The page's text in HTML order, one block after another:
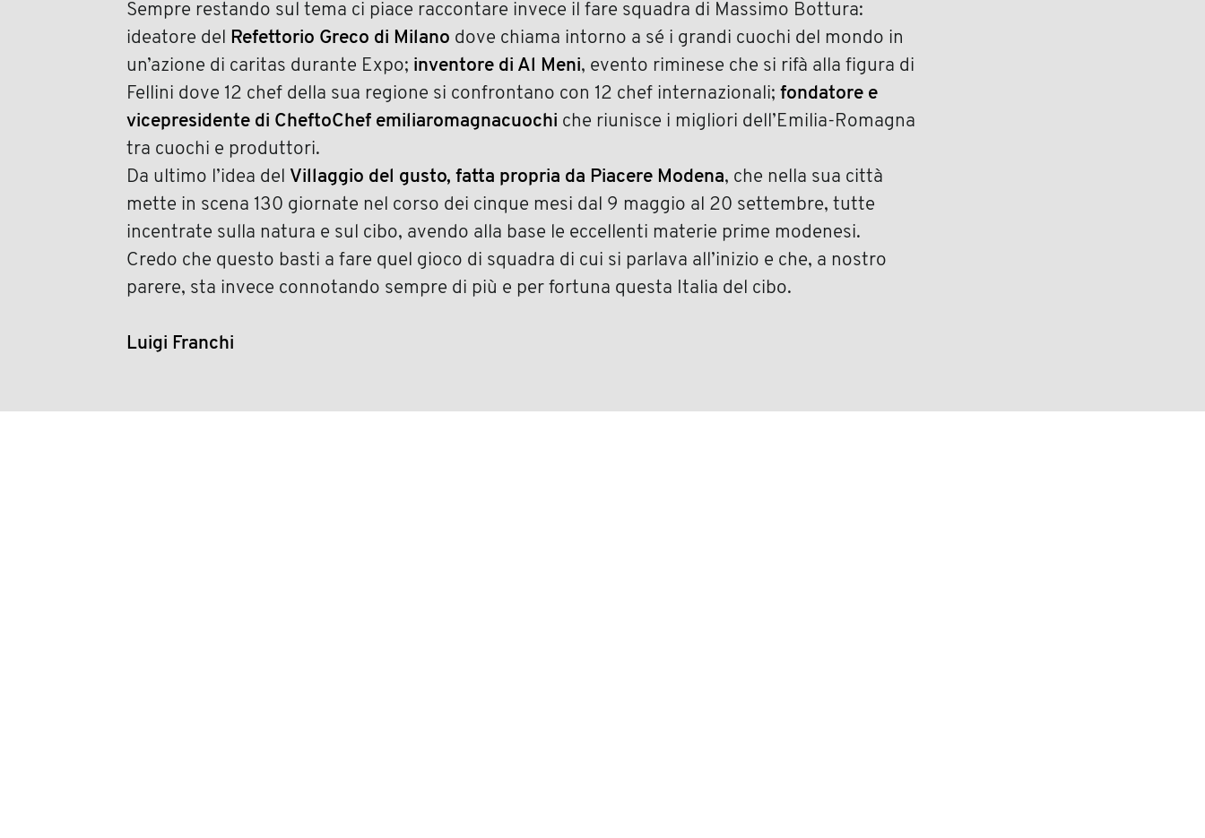
Sempre restando sul tema ci piace raccontare invece il fare squadra di Massimo Bottura:
ideatore del
Refettorio Greco di Milano dove chiama intorno a sé i grandi cuochi del mondo in
un’azione di caritas durante Expo; inventore di Al Meni, evento riminese che si rifà alla figura di
Fellini dove 12 chef della sua regione si confrontano con 12 chef internazionali;fondatore e
vicepresidente di CheftoChef emiliaromagnacuochi che riunisce i migliori dell’Emilia-Romagna
tra cuochi e produttori.
Da ultimo l’idea del Villaggio del gusto, fatta propria da Piacere Modena, che nella sua città
mette in scena 130 giornate nel corso dei cinque mesi dal 9 maggio al 20 settembre, tutte
incentrate sulla natura e sul cibo, avendo alla base le eccellenti materie prime modenesi.
Credo che questo basti a fare quel gioco di squadra di cui si parlava all’inizio e che, a nostro
parere, sta invece connotando sempre di più e per fortuna questa Italia del cibo.
Luigi Franchi